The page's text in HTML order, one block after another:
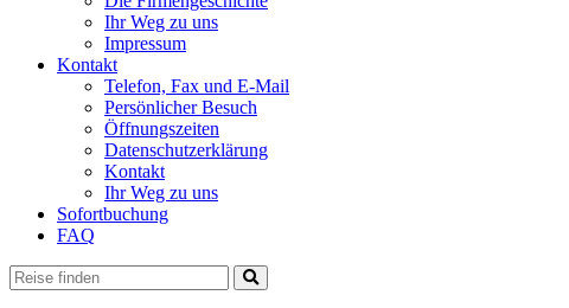
Ihr Weg zu uns
Impressum
Kontakt
Telefon, Fax und E-Mail
Persönlicher Besuch
Öffnungszeiten
Datenschutzerklärung
Kontakt
Ihr Weg zu uns
Sofortbuchung
FAQ